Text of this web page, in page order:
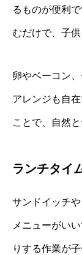
るものが便利
むだけで、子
卵やベーコン
アレンジも自
ことで、自然
ランチタイ
サンドイッチ
メニューがい
りする作業が